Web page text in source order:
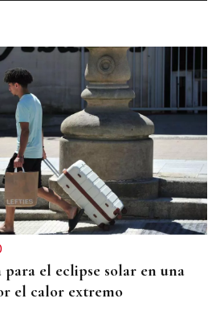
del verano activo de 420
para el eclipse solar en una
el calor extremo